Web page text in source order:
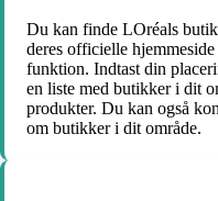
Du kan finde LOréals
deres officielle
funktion. Indtast din
en liste med butikker i dit
produkter. Du kan også
om butikker i dit område.